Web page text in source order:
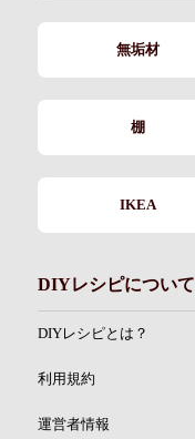
無垢材
棚
IKEA
DIYレシピについて
DIYレシピとは？
利用規約
運営者情報